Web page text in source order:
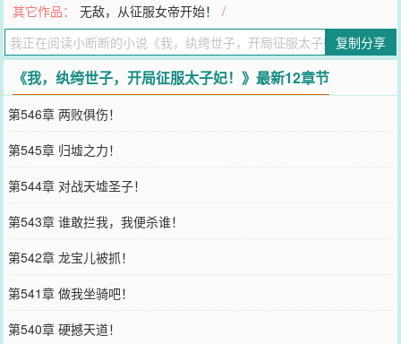
族女皇，海外仙子，一一登场。\n若干年后，楚风醉生梦死道：这穿
越真他娘滴爽！\n（简介无力，请看正文！）
您要是觉得《我，纨绔世子，开局征服太子妃！》还不错的话请不要
忘记向您QQ群和微博微信里的朋友推荐哦！
其它作品： 无敌，从征服女帝开始！
/
复制分享
《我，纨绔世子，开局征服太子妃！》最新12章节
第546章 两败俱伤！
第545章 归墟之力！
第544章 对战天墟圣子！
第543章 谁敢拦我，我便杀谁！
第542章 龙宝儿被抓！
第541章 做我坐骑吧！
第540章 硬撼天道！